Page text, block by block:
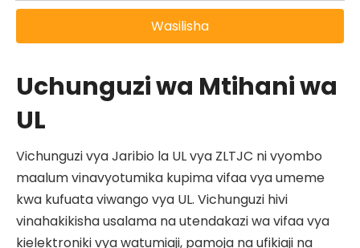
Wasilisha
Uchunguzi wa Mtihani wa
UL
Vichunguzi vya Jaribio la UL vya ZLTJC ni vyombo
maalum vinavyotumika kupima vifaa vya umeme
kwa kufuata viwango vya UL. Vichunguzi hivi
vinahakikisha usalama na utendakazi wa vifaa vya
kielektroniki vya watumiaji, pamoja na ufikiaji na